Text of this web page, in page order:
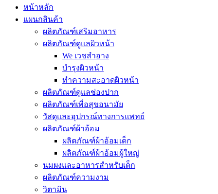
หน้าหลัก
แผนกสินค้า
ผลิตภัณฑ์เสริมอาหาร
ผลิตภัณฑ์ดูแลผิวหน้า
We เวชสำอาง
บำรุงผิวหน้า
ทำความสะอาดผิวหน้า
ผลิตภัณฑ์ดูแลช่องปาก
ผลิตภัณฑ์เพื่อสุขอนามัย
วัสดุและอุปกรณ์ทางการแพทย์
ผลิตภัณฑ์ผ้าอ้อม
ผลิตภัณฑ์ผ้าอ้อมเด็ก
ผลิตภัณฑ์ผ้าอ้อมผู้ใหญ่
นมผงและอาหารสำหรับเด็ก
ผลิตภัณฑ์ความงาม
วิตามิน